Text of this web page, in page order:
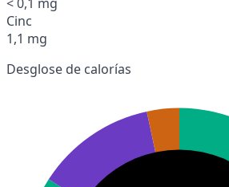
Cinc
1,1 mg
Desglose de calorías